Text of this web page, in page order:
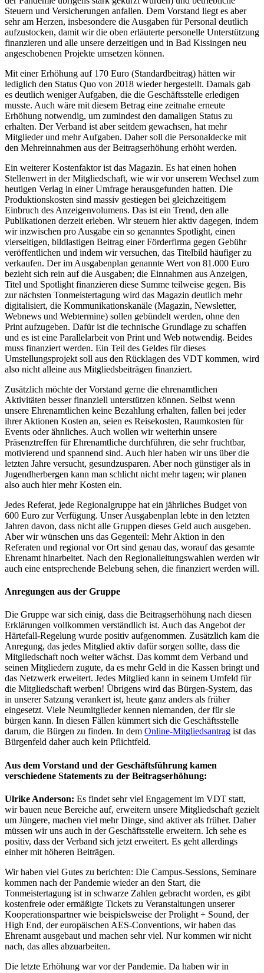
Steuern und Versicherungen anfallen. Dem Vorstand liegt es aber
sehr am Herzen, insbesondere die Ausgaben für Personal deutlich
aufzustocken, damit wir die oben erläuterte personelle Unterstützung
finanzieren und alle unsere derzeitigen und in Bad Kissingen neu
angeschobenen Projekte umsetzen können.
Mit einer Erhöhung auf 170 Euro (Standardbeitrag) hätten wir
lediglich den Status Quo von 2018 wieder hergestellt. Damals gab
es deutlich weniger Aufgaben, die die Geschäftsstelle erledigen
musste. Auch wäre mit diesem Betrag eine zeitnahe erneute
Erhöhung notwendig, um zumindest den damaligen Status zu
erhalten. Der Verband ist aber seitdem gewachsen, hat mehr
Mitglieder und mehr Aufgaben. Daher soll die Personaldecke mit
den Mehreinnahmen aus der Beitragserhöhung erhöht werden.
Ein weiterer Kostenfaktor ist das Magazin. Es hat einen hohen
Stellenwert in der Mitgliedschaft, wie wir vor unserem Wechsel zum
heutigen Verlag in einer Umfrage herausgefunden hatten. Die
Produktionskosten sind massiv gestiegen bei gleichzeitigem
Einbruch des Anzeigenvolumens. Das ist ein Trend, den alle
Publikationen derzeit erleben. Wir steuern hier aktiv dagegen, indem
wir inzwischen pro Ausgabe ein so genanntes Spotlight, einen
vierseitigen, bildlastigen Beitrag einer Förderfirma gegen Gebühr
veröffentlichen und indem wir versuchen, das Titelbild häufiger zu
verkaufen. Der im Ausgabenplan genannte Wert von 81.000 Euro
bezieht sich rein auf die Ausgaben; die Einnahmen aus Anzeigen,
Titel und Spotlight finanzieren diese Summe teilweise gegen. Bis
zur nächsten Tonmeistertagung wird das Magazin deutlich mehr
digitalisiert, die Kommunikationskanäle (Magazin, Newsletter,
Webnews und Webtermine) sollen gebündelt werden, ohne den
Print aufzugeben. Dafür ist die technische Grundlage zu schaffen
und es ist eine Parallelarbeit von Print und Web notwendig. Beides
muss finanziert werden. Ein Teil des Geldes für dieses
Umstellungsprojekt soll aus den Rücklagen des VDT kommen, wird
also nicht alleine aus Mitgliedsbeiträgen finanziert.
Zusätzlich möchte der Vorstand gerne die ehrenamtlichen
Aktivitäten besser finanziell unterstützen können. Selbst wenn
unsere Ehrenamtlichen keine Bezahlung erhalten, fallen bei jeder
ihrer Aktionen Kosten an, seien es Reisekosten, Raumkosten für
Events oder ähnliches. Auch wollen wir weiterhin unsere
Präsenztreffen für Ehrenamtliche durchführen, die sehr fruchtbar,
motivierend und spannend sind. Auch hier haben wir uns über die
letzten Jahre versucht, gesundzusparen. Aber noch günstiger als in
Jugendherbergen kann man schlicht nicht mehr tagen; wir planen
also auch hier mehr Kosten ein.
Jedes Referat, jede Regionalgruppe hat ein jährliches Budget von
600 Euro zur Verfügung. Unser Ausgabenplan lebte in den letzten
Jahren davon, dass nicht alle Gruppen dieses Geld auch ausgeben.
Aber wir wünschen uns das Gegenteil: Mehr Aktion in den
Referaten und regional vor Ort sind genau das, worauf das gesamte
Ehrenamt hinarbeitet. Nach den Regionalleitungswahlen werden wir
auch eine entsprechende Belebung sehen, die finanziert werden will.
Anregungen aus der Gruppe
Die Gruppe war sich einig, dass die Beitragserhöhung nach diesen
Erklärungen vollkommen verständlich ist. Auch das Angebot der
Härtefall-Regelung wurde positiv aufgenommen. Zusätzlich kam die
Anregung, das jedes Mitglied aktiv dafür sorgen sollte, dass die
Mitgliedschaft noch weiter wächst. Das kommt dem Verband und
seinen Mitgliedern zugute, da es mehr Geld in die Kassen bringt und
das Netzwerk erweitert. Jedes Mitglied kann in seinem Umfeld für
die Mitgliedschaft werben! Übrigens wird das Bürgen-System, das
in unserer Satzung verankert ist, heute ganz anders als früher
eingesetzt. Viele Neumitglieder kennen niemanden, der für sie
bürgen kann. In diesen Fällen kümmert sich die Geschäftsstelle
darum, die Bürgen zu finden. In dem Online-Mitgliedsantrag ist das
Bürgenfeld daher auch kein Pflichtfeld.
Aus dem Vorstand und der Geschäftsführung kamen
verschiedene Statements zu der Beitragserhöhung:
Ulrike Anderson: Es findet sehr viel Engagement im VDT statt,
wir bauen neue Bereiche auf, erweitern unsere Mitgliedschaft gezielt
um Jüngere, machen viel mehr Dinge, sind aktiver als früher. Daher
müssen wir uns auch in der Geschäftsstelle erweitern. Ich sehe es
positiv, dass der Verband sich jetzt erweitert. Es geht allerdings
einher mit höheren Beiträgen.
Wir haben viel Gutes zu berichten: Die Campus-Sessions, Seminare
kommen nach der Pandemie wieder an den Start, die
Tonmeistertagung ist in schwarze Zahlen gebracht worden, es gibt
kostenfreie oder ermäßigte Tickets zu Veranstaltungen unserer
Kooperationspartner wie beispielsweise der Prolight + Sound, der
High End, der europäischen AES-Conventions, wir haben das
Ehrenamt ausgebaut und machen sehr viel. Nur kommen wir nicht
nach, das alles abzuarbeiten.
Die letzte Erhöhung war vor der Pandemie. Da haben wir in